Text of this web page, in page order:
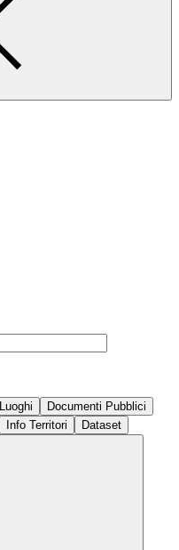
Luoghi
Documenti Pubblici
Info Territori Dataset